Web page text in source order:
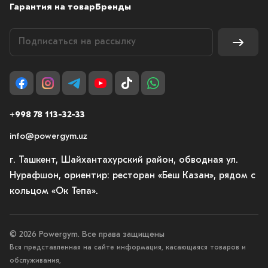
Вы можете легко регулировать вес, что делает
тренировки удобными и эффективными.
Безопасность тренировок
минимальный риск травм
подходит для начинающих
С помощью блочных тренажёров можно тренировать:
Гарантия на товарБренды
+998 78 113-32-33
info@powergym.uz
г. Ташкент, Шайхантахурский район, обводная ул.
Нурафшон, ориентир: ресторан «Беш Казан», рядом с
кольцом «Ок Тепа».
© 2026 Powergym. Все права защищены
Вся представленная на сайте информация, касающаяся товаров и
обслуживания,